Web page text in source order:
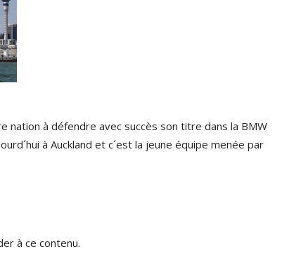
nation à défendre avec succès son titre dans la BMW
à Auckland et c´est la jeune équipe menée par
à ce contenu.